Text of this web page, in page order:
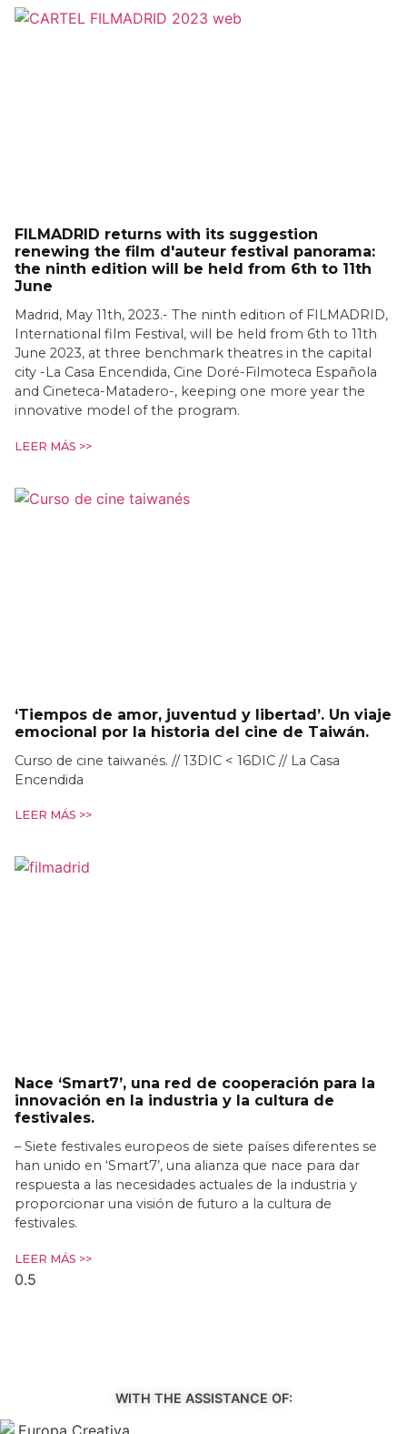
FILMADRID returns with its suggestion
renewing the film d'auteur festival panorama:
the ninth edition will be held from 6th to 11th
June
Madrid, May 11th, 2023.- The ninth edition of FILMADRID,
International film Festival, will be held from 6th to 11th
June 2023, at three benchmark theatres in the capital
city -La Casa Encendida, Cine Doré-Filmoteca Española
and Cineteca-Matadero-, keeping one more year the
innovative model of the program.
LEER MÁS >>
‘Tiempos de amor, juventud y libertad’. Un viaje
emocional por la historia del cine de Taiwán.
Curso de cine taiwanés. // 13DIC < 16DIC // La Casa
Encendida
LEER MÁS >>
Nace ‘Smart7’, una red de cooperación para la
innovación en la industria y la cultura de
festivales.
– Siete festivales europeos de siete países diferentes se
han unido en ‘Smart7’, una alianza que nace para dar
respuesta a las necesidades actuales de la industria y
proporcionar una visión de futuro a la cultura de
festivales.
LEER MÁS >>
WITH THE ASSISTANCE OF: